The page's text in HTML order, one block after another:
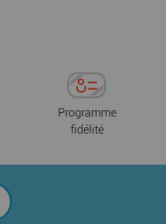
Programme
fidélité